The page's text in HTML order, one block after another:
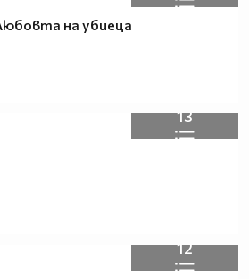
на убиеца
13
12